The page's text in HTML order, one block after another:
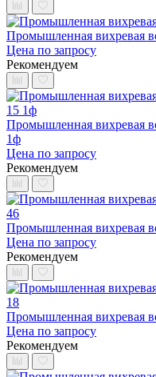
Промышленная вихревая
Цена по запросу
Рекомендуем
Промышленная вихревая
1ф
Цена по запросу
Рекомендуем
Промышленная вихревая
Цена по запросу
Рекомендуем
Промышленная вихревая
Цена по запросу
Рекомендуем